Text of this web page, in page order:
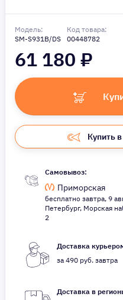
Модель:
SM-S931B/DS
Код товара:
00448782
61 180 ₽
Купить
Самовывоз:
Приморская
бесплатно завтра, 9
Петербург, Морская
2
Доставка
за 490 руб. завтра
Доставка в